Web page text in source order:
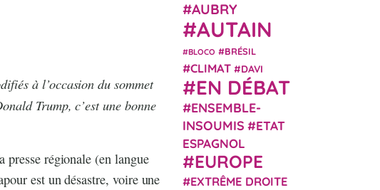
à l’occasion du sommet
Trump, c’est une bonne
presse régionale (en langue
est un désastre, voire une
AUBRY
AUTAIN
BLOCO BRÉSIL
CLIMAT DAVI
EN DÉBAT
ENSEMBLE-
INSOUMIS
ETAT
ESPAGNOL
EUROPE
EXTRÊME DROITE